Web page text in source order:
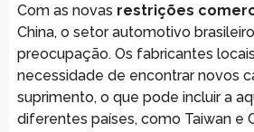
Com as novas restrições
China, o setor automotivo
preocupação. Os fabricantes
necessidade de encontrar novos
suprimento, o que pode incluir a
diferentes países, como Taiwan e